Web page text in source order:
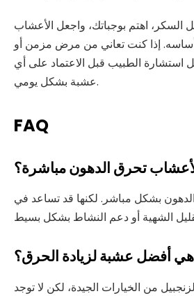
السكر، اهتم بوجباتك، واجعل الأعشاب
أساسه. إذا كنت تعاني من مرض مزمن أو
استشارة الطبيب قبل الاعتماد على أي
عشبة بشكل يومي.
FAQ
تحرق الدهون مباشرة؟
بشكل مباشر. لكنها قد تساعد في
أفضل عشبة لزيادة الحرق؟
من الخيارات الجيدة، لكن لا توجد